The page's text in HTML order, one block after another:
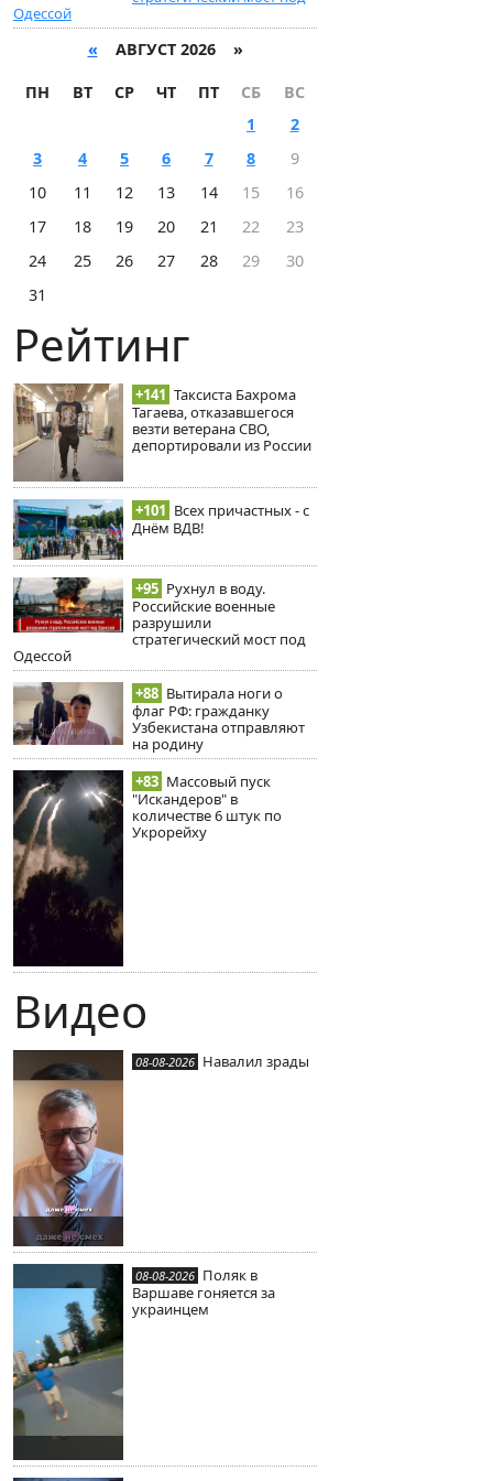
Одессой
« АВГУСТ 2026 »
ПН ВТ СР ЧТ ПТ СБ
ВС
1
2
3
4 5 6 7 8
9
10
11 12 13 14 15
16
17
18 19 20 21 22
23
24
25 26 27 28 29
30
31
Рейтинг
+141 Таксиста Бахрома
Тагаева, отказавшегося
везти ветерана СВО,
депортировали из России
+101 Всех причастных - с
Днём ВДВ!
+95 Рухнул в воду.
Российские военные
разрушили
стратегический мост под
Одессой
+88 Вытирала ноги о
флаг РФ: гражданку
Узбекистана отправляют
на родину
+83 Массовый пуск
"Искандеров" в
количестве 6 штук по
Укрорейху
Видео
08-08-2026 Навалил зрады
08-08-2026 Поляк в
Варшаве гоняется за
украинцем